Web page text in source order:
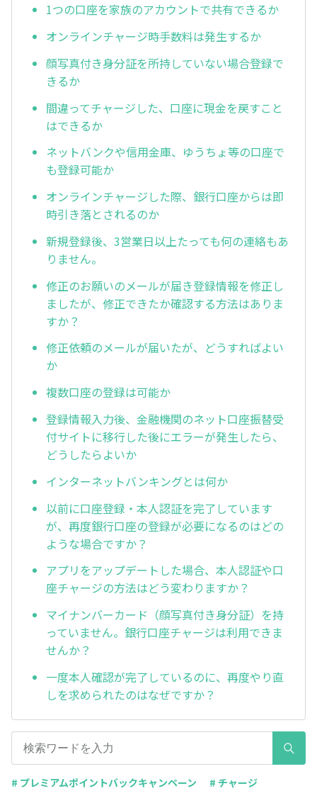
1つの口座を家族のアカウントで共有できるか
オンラインチャージ時手数料は発生するか
顔写真付き身分証を所持していない場合登録で
きるか
間違ってチャージした、口座に現金を戻すこと
はできるか
ネットバンクや信用金庫、ゆうちょ等の口座で
も登録可能か
オンラインチャージした際、銀行口座からは即
時引き落とされるのか
新規登録後、3営業日以上たっても何の連絡もあ
りません。
修正のお願いのメールが届き登録情報を修正し
ましたが、修正できたか確認する方法はありま
すか？
修正依頼のメールが届いたが、どうすればよい
か
複数口座の登録は可能か
登録情報入力後、金融機関のネット口座振替受
付サイトに移行した後にエラーが発生したら、
どうしたらよいか
インターネットバンキングとは何か
以前に口座登録・本人認証を完了しています
が、再度銀行口座の登録が必要になるのはどの
ような場合ですか？
アプリをアップデートした場合、本人認証や口
座チャージの方法はどう変わりますか？
マイナンバーカード（顔写真付き身分証）を持
っていません。銀行口座チャージは利用できま
せんか？
一度本人確認が完了しているのに、再度やり直
しを求められたのはなぜですか？
# プレミアムポイントバックキャンペーン
# チャージ